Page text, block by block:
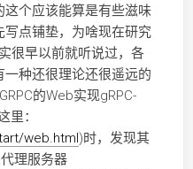
个应该能算是有些滋味
点铺垫，为啥现在研究
很早以前就听说过，各
种还很理论还很遥远的
的Web实现gRPC-
里：
web.html)时，发现其
理服务器